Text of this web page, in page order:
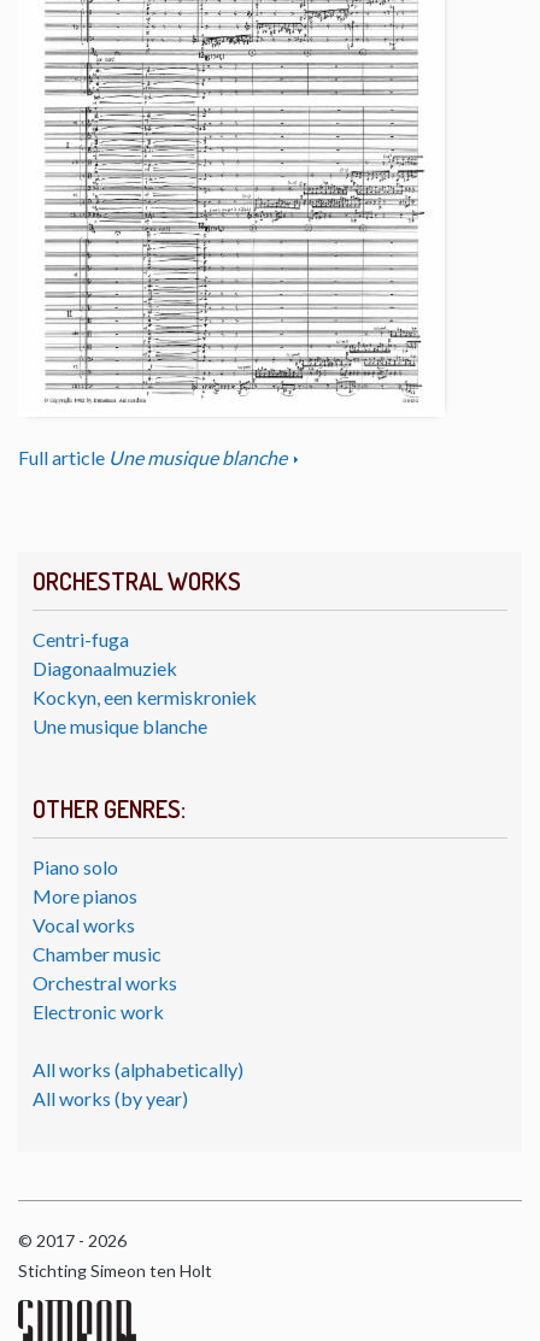
ORCHESTRAL WORKS
Centri-fuga
Diagonaalmuziek
Kockyn, een kermiskroniek
Une musique blanche
OTHER GENRES:
Piano solo
More pianos
Vocal works
Chamber music
Orchestral works
Electronic work
All works (alphabetically)
All works (by year)
Full article Une musique blanche
© 2017 - 2026
Stichting Simeon ten Holt